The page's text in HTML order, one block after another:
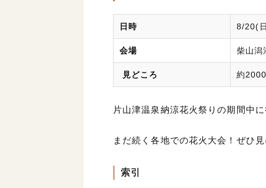
日時 8/20(
会場 柴山潟
見どころ 約
片山津温泉納涼花火祭りの期間中
まだ続く各地での花火大会！ぜひ
索引